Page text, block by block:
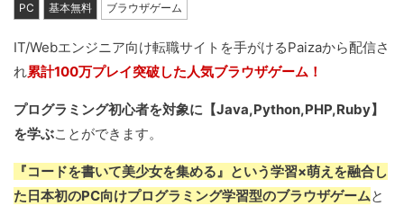
PC 基本無料 ブラウザゲーム
IT/Webエンジニア向け転職サイトを手がけるPaizaから配信さ
れ累計100万プレイ突破した人気ブラウザゲーム！
プログラミング初心者を対象に【Java,Python,PHP,Ruby】
を学ぶことができます。
『コードを書いて美少女を集める』という学習×萌えを融合し
た日本初のPC向けプログラミング学習型のブラウザゲームと